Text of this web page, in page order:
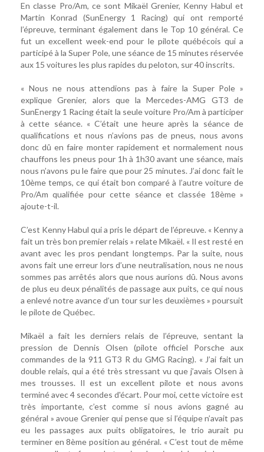
En classe Pro/Am, ce sont Mikaël Grenier, Kenny Habul et
Martin Konrad (SunEnergy 1 Racing) qui ont remporté
l’épreuve, terminant également dans le Top 10 général. Ce
fut un excellent week-end pour le pilote québécois qui a
participé à la Super Pole, une séance de 15 minutes réservée
aux 15 voitures les plus rapides du peloton, sur 40 inscrits.
« Nous ne nous attendions pas à faire la Super Pole »
explique Grenier, alors que la Mercedes-AMG GT3 de
SunEnergy 1 Racing était la seule voiture Pro/Am à participer
à cette séance. « C’était une heure après la séance de
qualifications et nous n’avions pas de pneus, nous avons
donc dû en faire monter rapidement et normalement nous
chauffons les pneus pour 1h à 1h30 avant une séance, mais
nous n’avons pu le faire que pour 25 minutes. J’ai donc fait le
10ème temps, ce qui était bon comparé à l’autre voiture de
Pro/Am qualifiée pour cette séance et classée 18ème »
ajoute-t-il.
C’est Kenny Habul qui a pris le départ de l’épreuve. « Kenny a
fait un très bon premier relais » relate Mikaël. « Il est resté en
avant avec les pros pendant longtemps. Par la suite, nous
avons fait une erreur lors d’une neutralisation, nous ne nous
sommes pas arrêtés alors que nous aurions dû. Nous avons
de plus eu deux pénalités de passage aux puits, ce qui nous
a enlevé notre avance d’un tour sur les deuxièmes » poursuit
le pilote de Québec.
Mikaël a fait les derniers relais de l’épreuve, sentant la
pression de Dennis Olsen (pilote officiel Porsche aux
commandes de la 911 GT3 R du GMG Racing). « J’ai fait un
double relais, qui a été très stressant vu que j’avais Olsen à
mes trousses. Il est un excellent pilote et nous avons
terminé avec 4 secondes d'écart. Pour moi, cette victoire est
très importante, c’est comme si nous avions gagné au
général » avoue Grenier qui pense que si l’équipe n’avait pas
eu les passages aux puits obligatoires, le trio aurait pu
terminer en 8ème position au général. « C’est tout de même